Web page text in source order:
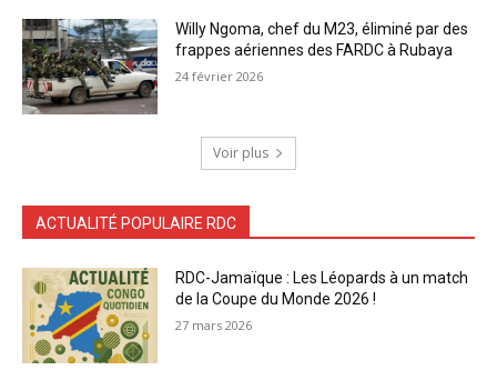
Willy Ngoma, chef du M23, éliminé par des
frappes aériennes des FARDC à Rubaya
24 février 2026
Voir plus
ACTUALITÉ POPULAIRE RDC
RDC-Jamaïque : Les Léopards à un match
de la Coupe du Monde 2026 !
27 mars 2026